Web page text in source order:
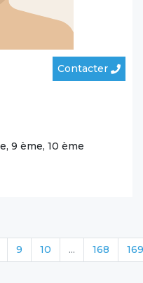
Contacter
9 ème, 10 ème
9 10 ... 168 169